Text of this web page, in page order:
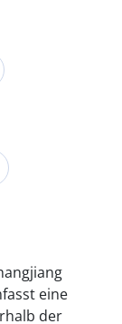
eine
der